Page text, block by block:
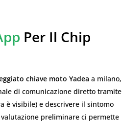
Per Il Chip
chiave moto Yadea a milano,
di comunicazione diretto tramite
è visibile) e descrivere il sintomo
valutazione preliminare ci permette